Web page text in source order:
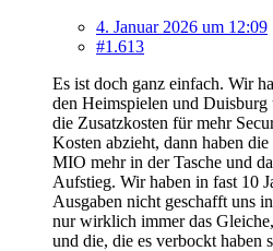
4. Januar 2026 um 12:09
#1.613
Es ist doch ganz einfach. Wir
den Heimspielen und
die Zusatzkosten für mehr
Kosten abzieht, dann haben
MIO mehr in der Tasche und
Aufstieg. Wir haben in fast 10
Ausgaben nicht geschafft uns
nur wirklich immer das
und die, die es verbockt haben